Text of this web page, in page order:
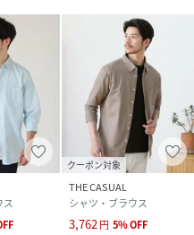
ス
クーポン対象
THE CASUAL
シャツ・ブラウス
3,762円 5%OFF